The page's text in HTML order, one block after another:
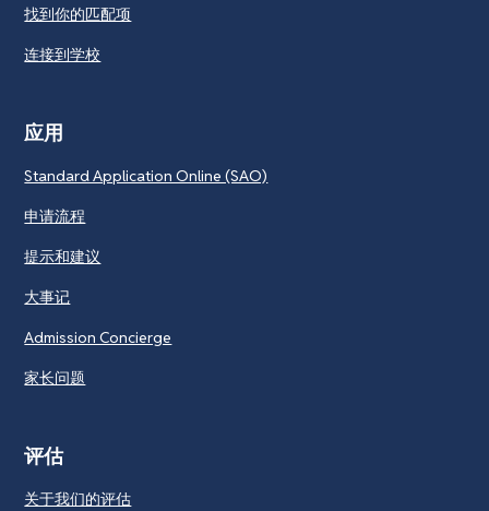
找到你的匹配项
连接到学校
应用
Standard Application Online (SAO)
申请流程
提示和建议
大事记
Admission Concierge
家长问题
评估
关于我们的评估